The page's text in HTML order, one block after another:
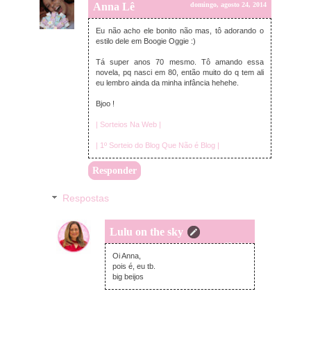
Anna Lê domingo, agosto 24, 2014
Eu não acho ele bonito não mas, tô adorando o
estilo dele em Boogie Oggie :)
Tá super anos 70 mesmo. Tô amando essa
novela, pq nasci em 80, então muito do q tem ali
eu lembro ainda da minha infância hehehe.
Bjoo !
| Sorteios Na Web |
| 1º Sorteio do Blog Que Não é Blog |
Responder
Respostas
Lulu on the sky
segunda-feira, agosto 25, 2014
Oi Anna,
pois é, eu tb.
big beijos